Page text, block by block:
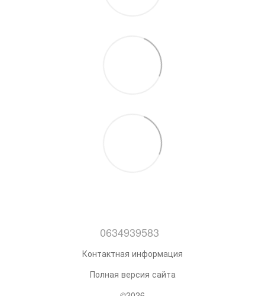
0634939583
Контактная информация
Полная версия сайта